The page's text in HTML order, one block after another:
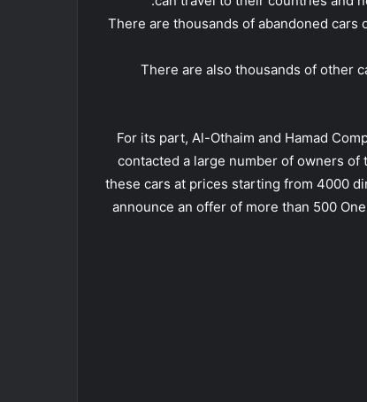
There are thousands of abandoned
There are also thousands of other
For its part, Al-Othaim and Hamad
contacted a large number of owners
these cars at prices starting from 4000
announce an offer of more than 500